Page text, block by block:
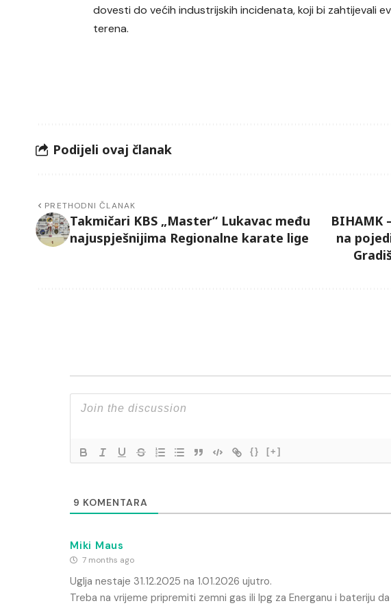
dovesti do većih industrijskih incidenata, koji bi zahtijevali
terena.
Podijeli ovaj članak
PRETHODNI ČLANAK
Takmičari KBS „Master“ Lukavac među
najuspješnijima Regionalne karate lige
BIHAMK
na
{} [+]
9 KOMENTARA
Miki Maus
7 months ago
Uglja nestaje 31.12.2025 na 1.01.2026 ujutro.
Treba na vrijeme pripremiti zemni gas ili lpg za Energanu i bateriju